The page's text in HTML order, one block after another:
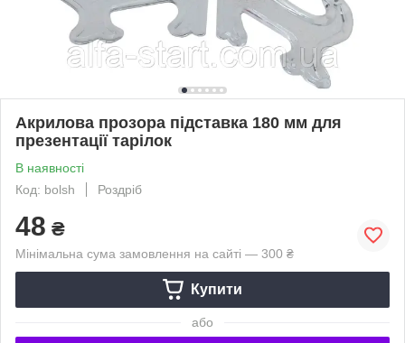
Акрилова прозора підставка 180 мм для
презентації тарілок
В наявності
Код: bolsh
Роздріб
48 ₴
Мінімальна сума замовлення на сайті — 300 ₴
Купити
або